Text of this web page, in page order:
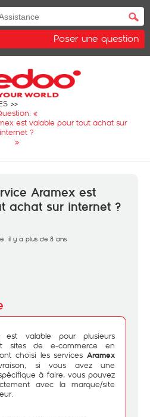
Poser une question
«
est valable pour tout achat sur
internet ?
»
Aramex est
achat sur internet ?
il y a plus de 8 ans
est valable pour plusieurs
sites de e-commerce en
choisi les services Aramex
si vous avez une
à faire, vous pouvez
avec la marque/site